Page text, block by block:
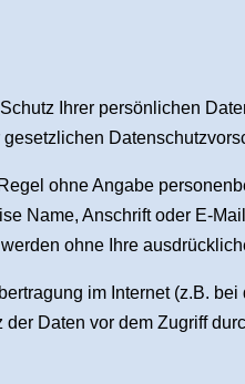
Ihrer persönlichen
ohne Angabe
Name, Anschrift oder E-
ohne Ihre
im Internet (z.B.
Daten vor dem Zugriff